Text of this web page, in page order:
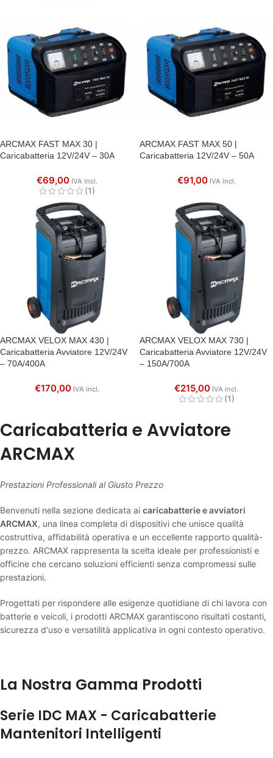
ARCMAX FAST MAX 30 |
Caricabatteria 12V/24V – 30A
€69,00 IVA incl.
(1)
ARCMAX FAST MAX 50 |
Caricabatteria 12V/24V – 50A
€91,00 IVA incl.
ARCMAX VELOX MAX 430 |
Caricabatteria Avviatore 12V/24V
– 70A/400A
€170,00 IVA incl.
ARCMAX VELOX MAX 730 |
Caricabatteria Avviatore 12V/24V
– 150A/700A
€215,00 IVA incl.
(1)
Caricabatteria e Avviatore
ARCMAX
Prestazioni Professionali al Giusto Prezzo
Benvenuti nella sezione dedicata ai caricabatterie e avviatori
ARCMAX, una linea completa di dispositivi che unisce qualità
costruttiva, affidabilità operativa e un eccellente rapporto qualità-
prezzo. ARCMAX rappresenta la scelta ideale per professionisti e
officine che cercano soluzioni efficienti senza compromessi sulle
prestazioni.
Progettati per rispondere alle esigenze quotidiane di chi lavora con
batterie e veicoli, i prodotti ARCMAX garantiscono risultati costanti,
sicurezza d'uso e versatilità applicativa in ogni contesto operativo.
La Nostra Gamma Prodotti
Serie IDC MAX - Caricabatterie
Mantenitori Intelligenti